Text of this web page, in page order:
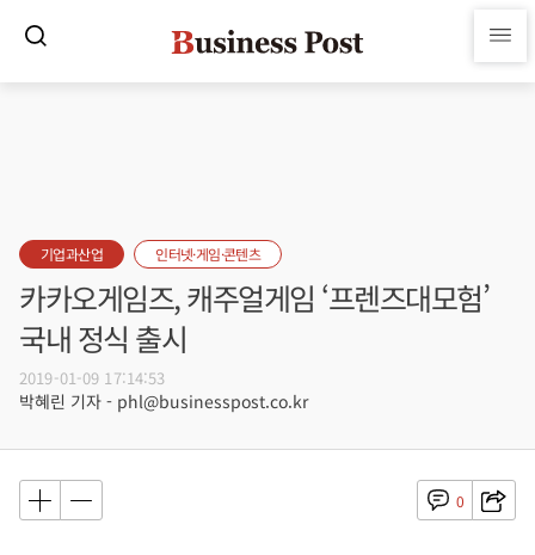
기업과산업 인터넷·게임·콘텐츠
카카오게임즈, 캐주얼게임 ‘프렌즈대모험’
국내 정식 출시
2019-01-09 17:14:53
박혜린 기자 - phl@businesspost.co.kr
0